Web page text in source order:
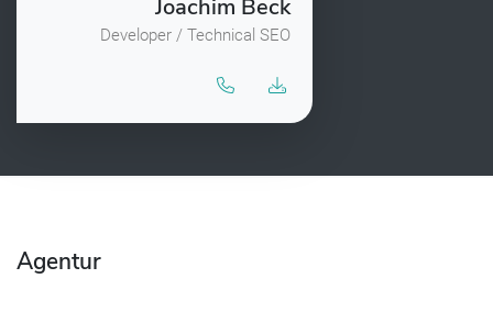
Joachim Beck
Developer / Technical SEO
Agentur